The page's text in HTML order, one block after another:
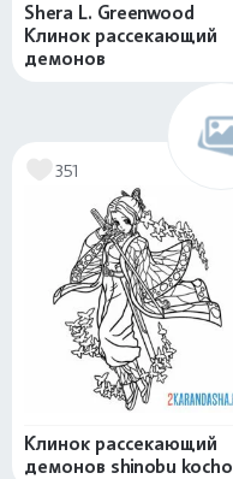
Shera L. Greenwood
Клинок рассекающий
демонов
351
Клинок рассекающий
демонов shinobu kocho